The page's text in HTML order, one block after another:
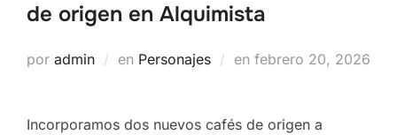
de origen en Alquimista
por admin en Personajes en Publicado
febrero 20, 2026
Incorporamos dos nuevos cafés de origen a